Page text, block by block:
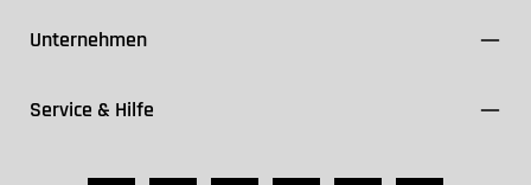
Unternehmen
Service & Hilfe